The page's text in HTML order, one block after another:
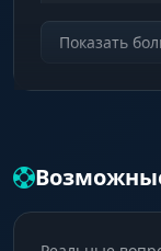
Visuals &
Хотбар).
Показать